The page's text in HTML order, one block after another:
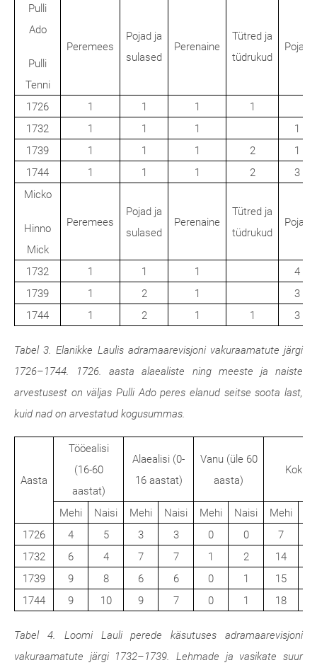
Pulli
Ado
Pulli
Tenni
Peremees
Pojad ja
sulased
Perenaine
Tütred ja
tüdrukud
Pojad
1726 1 1 1 1
1732
1 1 1
1
1739
1 1 1 2
1
1744
1 1 1 2
3
Micko
Hinno
Mick
Peremees
Pojad ja
sulased
Perenaine
Tütred ja
tüdrukud
Pojad
1732 1 1 1
4
1739
1 2 1
3
1744
1 2 1 1 3
Tabel 3. Elanikke Laulis adramaarevisjoni vakuraamatute järgi
1726–1744. 1726. aasta alaealiste ning meeste ja naiste
arvestusest on väljas Pulli Ado peres elanud seitse soota last,
kuid nad on arvestatud kogusummas.
Aasta
Tööealisi
(16-60
aastat)
Alaealisi (0-
16 aastat)
Vanu (üle 60
aasta)
Kokku
Mehi Naisi Mehi Naisi Mehi Naisi Mehi
1726
4 5 3 3 0 0 7
1732
6 4 7 7 1 2 14
1739
9 8 6 6 0 1 15
1744
9 10 9 7 0 1 18
Tabel 4. Loomi Lauli perede käsutuses adramaarevisjoni
vakuraamatute järgi 1732–1739. Lehmade ja vasikate suur